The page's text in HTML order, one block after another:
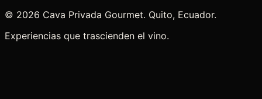
© 2026 Cava Privada Gourmet. Quito, Ecuador.
Experiencias que trascienden el vino.